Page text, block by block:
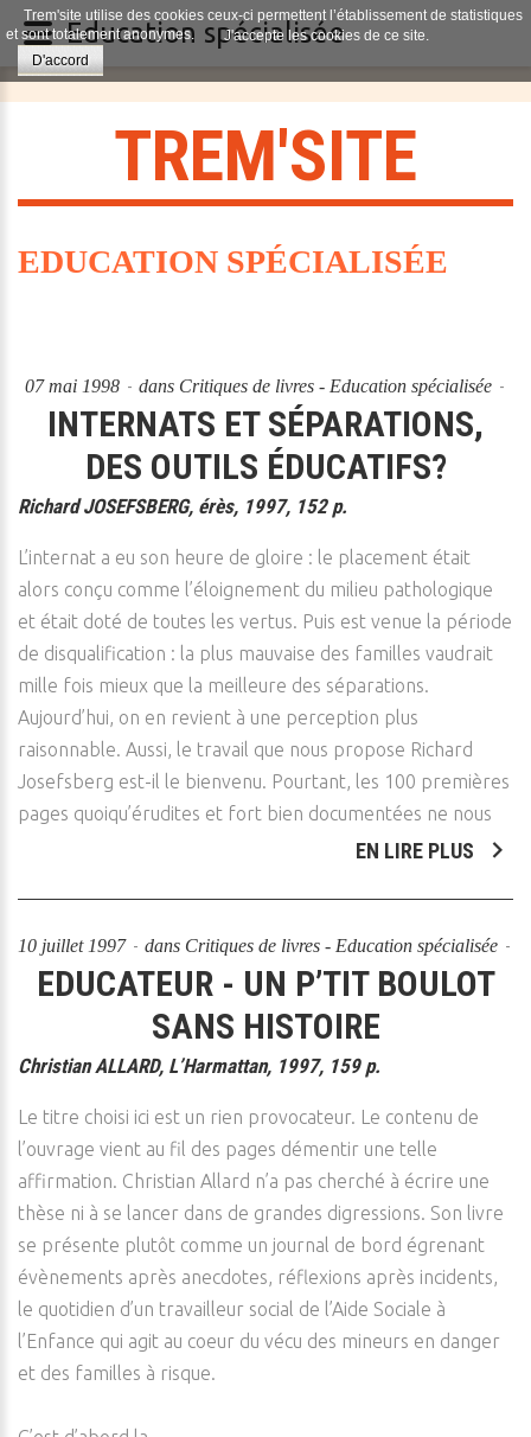
TREM'SITE
EDUCATION SPÉCIALISÉE
07 mai 1998 dans Critiques de livres - Education spécialisée
INTERNATS ET SÉPARATIONS,
DES OUTILS ÉDUCATIFS?
Richard JOSEFSBERG, érès, 1997, 152 p.
L’internat a eu son heure de gloire : le placement était
alors conçu comme l’éloignement du milieu pathologique
et était doté de toutes les vertus. Puis est venue la période
de disqualification : la plus mauvaise des familles vaudrait
mille fois mieux que la meilleure des séparations.
Aujourd’hui, on en revient à une perception plus
raisonnable. Aussi, le travail que nous propose Richard
Josefsberg est-il le bienvenu. Pourtant, les 100 premières
pages quoiqu’érudites et fort bien documentées ne nous
EN LIRE PLUS
10 juillet 1997 dans Critiques de livres - Education spécialisée
EDUCATEUR - UN P’TIT BOULOT
SANS HISTOIRE
Christian ALLARD, L’Harmattan, 1997, 159 p.
Le titre choisi ici est un rien provocateur. Le contenu de
l’ouvrage vient au fil des pages démentir une telle
affirmation. Christian Allard n’a pas cherché à écrire une
thèse ni à se lancer dans de grandes digressions. Son livre
se présente plutôt comme un journal de bord égrenant
évènements après anecdotes, réflexions après incidents,
le quotidien d’un travailleur social de l’Aide Sociale à
l’Enfance qui agit au coeur du vécu des mineurs en danger
et des familles à risque.
Trem'site utilise des cookies ceux-ci permettent l’établissement de statistiques
et sont totalement anonymes.
J'accepte les cookies de ce site.
D'accord
Education spécialisée